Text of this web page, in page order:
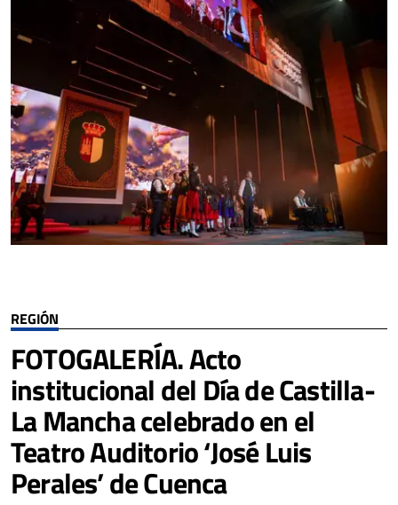
REGIÓN
FOTOGALERÍA. Acto
institucional del Día de Castilla-
La Mancha celebrado en el
Teatro Auditorio ‘José Luis
Perales’ de Cuenca